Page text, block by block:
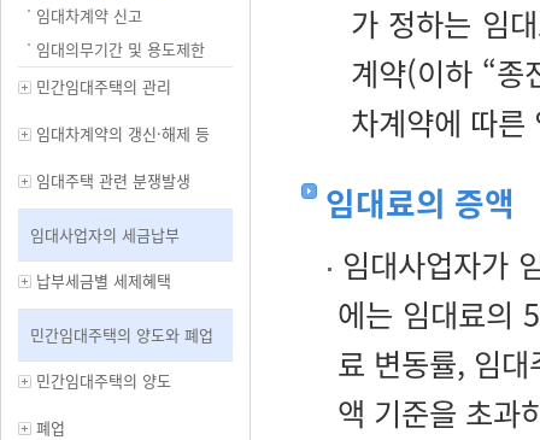
임대차계약 신고
임대의무기간 및 용도제한
민간임대주택의 관리
임대차계약의 갱신·해제 등
임대주택 관련 분쟁발생
임대사업자의 세금납부
납부세금별 세제혜택
민간임대주택의 양도와 폐업
민간임대주택의 양도
폐업
가 정하는 임
계약(이하 “종
차계약에 따른
임대료의 증액
임대사업자가
에는 임대료의
료 변동률, 임
액 기준을 초과